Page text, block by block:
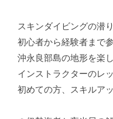
スキンダイビングの潜
初心者から経験者まで
沖永良部島の地形を楽
インストラクターのレ
初めての方、スキルア